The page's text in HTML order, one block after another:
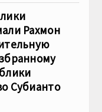
Рахмон
Субианто